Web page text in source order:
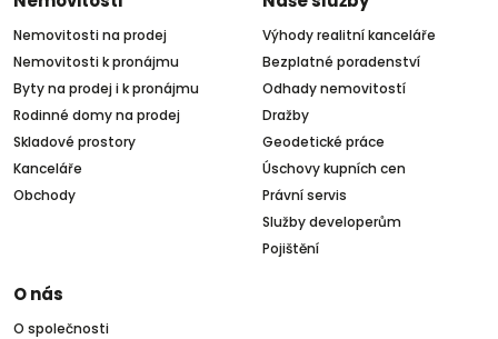
Nemovitosti na prodej
Nemovitosti k pronájmu
Byty na prodej i k pronájmu
Rodinné domy na prodej
Skladové prostory
Kanceláře
Obchody
Výhody realitní kanceláře
Bezplatné poradenství
Odhady nemovitostí
Dražby
Geodetické práce
Úschovy kupních cen
Právní servis
Služby developerům
Pojištění
O nás
O společnosti